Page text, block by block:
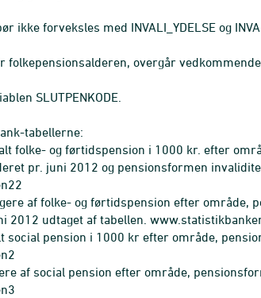
ikke forveksles med INVALI_YDELSE og
folkepensionsalderen, overgår
SLUTPENKODE.
tabellerne:
folke- og førtidspension i 1000 kr. efter
pr. juni 2012 og pensionsformen
af folke- og førtidspension efter
2012 udtaget af tabellen.
social pension i 1000 kr efter område,
af social pension efter område,